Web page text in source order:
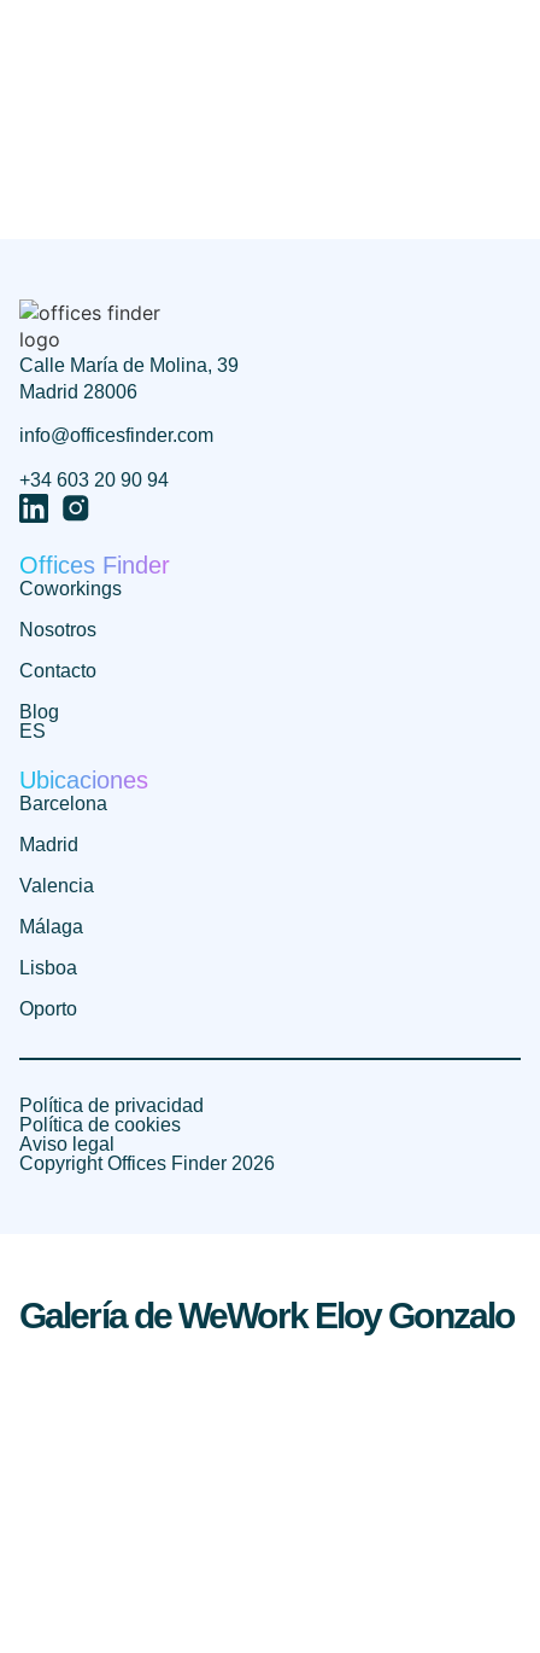
Calle María de Molina, 39
Madrid 28006
info@officesfinder.com
+34 603 20 90 94
Offices Finder
Coworkings
Nosotros
Contacto
Blog
ES
Ubicaciones
Barcelona
Madrid
Valencia
Málaga
Lisboa
Oporto
Política de privacidad
Política de cookies
Aviso legal
Copyright Offices Finder 2026
Galería de WeWork Eloy Gonzalo